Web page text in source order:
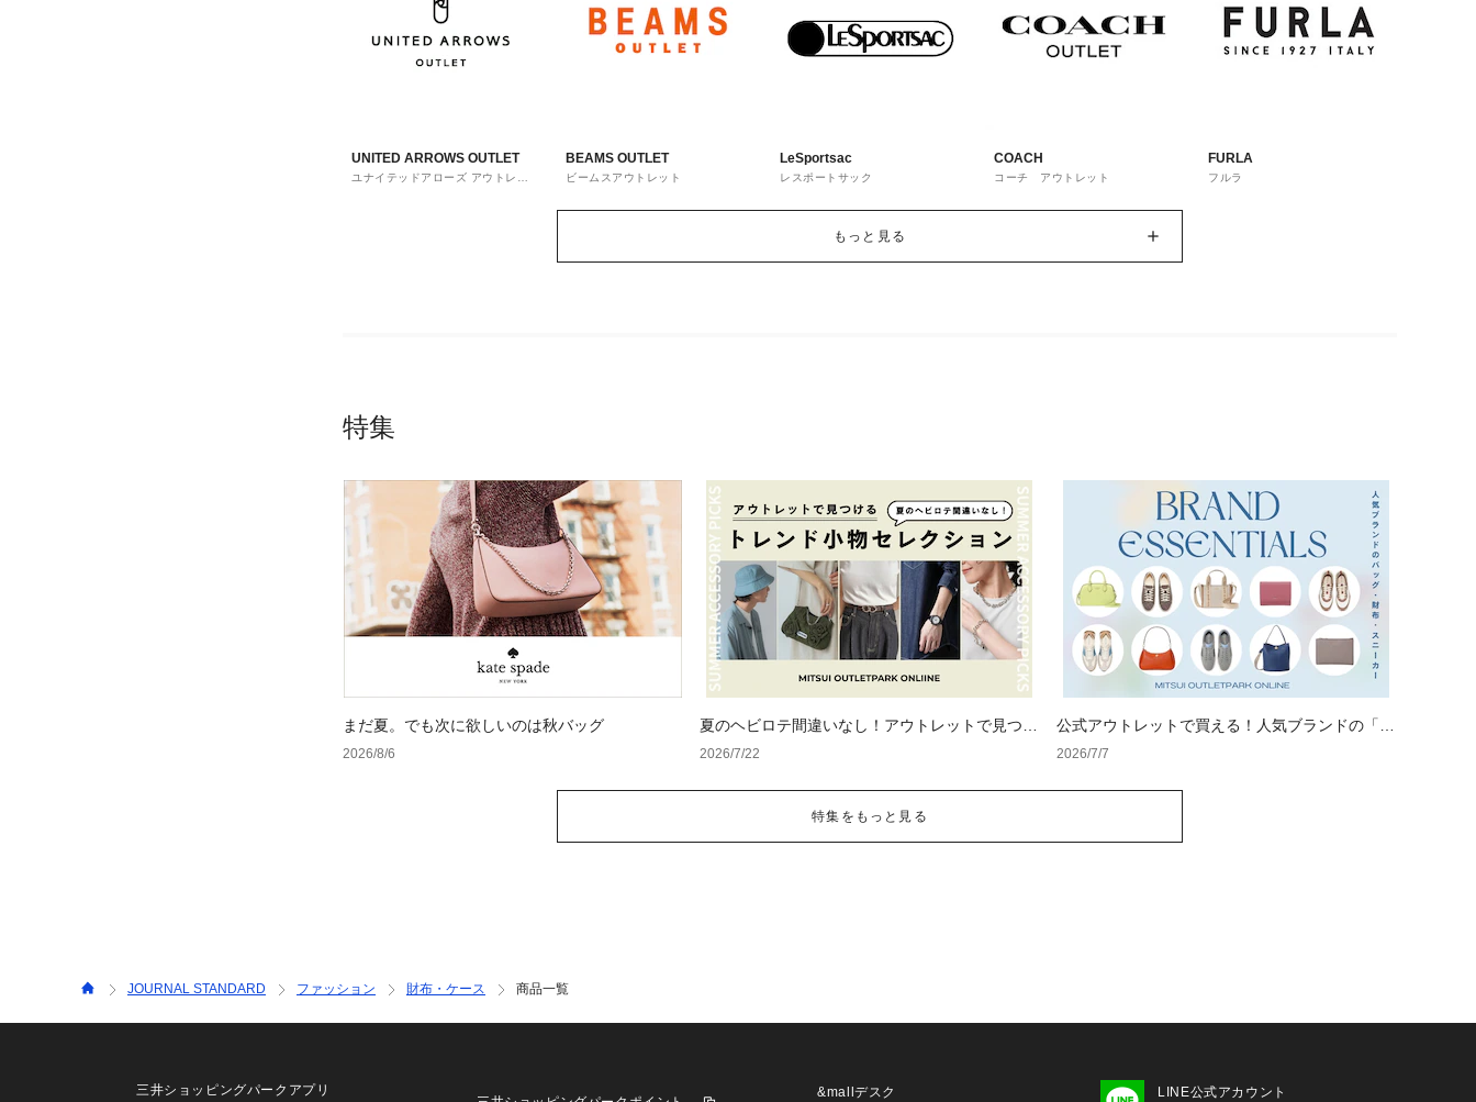
UNITED ARROWS OUTLET
ユナイテッドアローズ アウトレッ
BEAMS OUTLET
ビームスアウトレット
LeSportsac
レスポートサック
COACH
コーチ アウトレット
FURLA
フルラ
もっと見る
特集
まだ夏。でも次に欲しいのは秋バッグ
2026/8/6
夏のヘビロテ間違いなし！アウトレットで見つけ
るトレンド小物セレクション
2026/7/22
公式アウトレットで買える！人気ブランドの「バ
ッグ・財布・スニーカー」お出かけ名品特集
2026/7/7
特集をもっと見る
JOURNAL STANDARD ファッション 財布・ケース 商品一覧
三井ショッピングパークアプリ &mallデスク LINE公式アカウント